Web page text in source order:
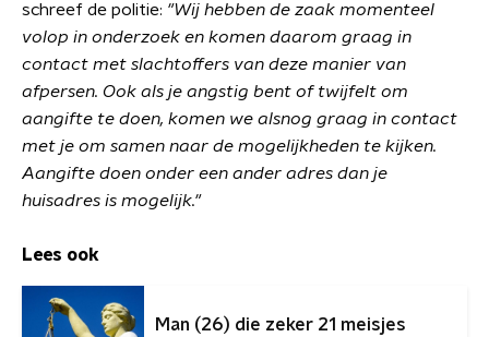
schreef de politie: "Wij hebben de zaak momenteel
volop in onderzoek en komen daarom graag in
contact met slachtoffers van deze manier van
afpersen. Ook als je angstig bent of twijfelt om
aangifte te doen, komen we alsnog graag in contact
met je om samen naar de mogelijkheden te kijken.
Aangifte doen onder een ander adres dan je
huisadres is mogelijk."
Lees ook
Man (26) die zeker 21 meisjes